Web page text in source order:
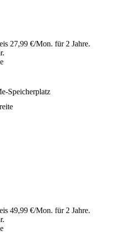
27,99 €/Mon. für 2 Jahre.
Speicherplatz
49,99 €/Mon. für 2 Jahre.